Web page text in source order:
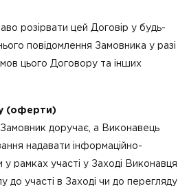
розірвати цей Договір у будь-
повідомлення Замовника у разі
цього Договору та інших
(оферти)
доручає, а Виконавець
надавати інформаційно-
у рамках участі у Заході Виконавця
до участі в Заході чи до перегляду